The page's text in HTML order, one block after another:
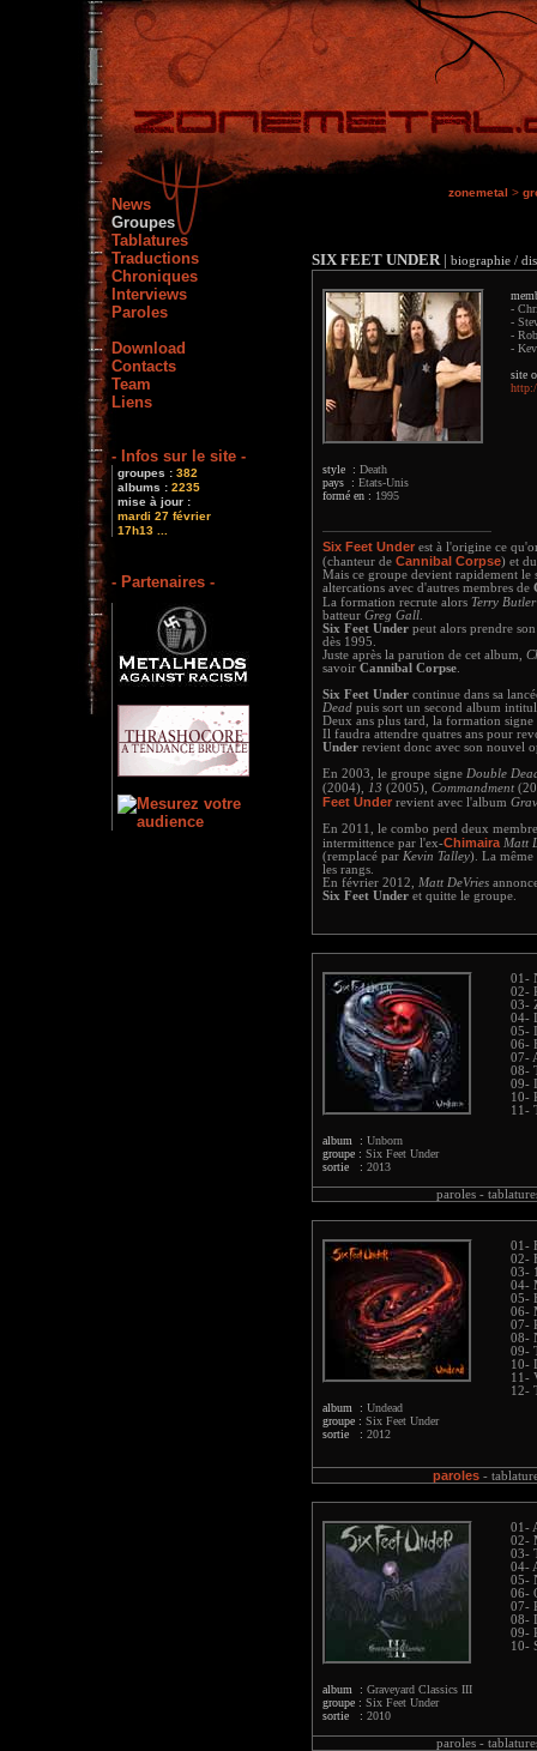
News
Groupes
Tablatures
Traductions
Chroniques
Interviews
Paroles
Download
Contacts
Team
Liens
- Infos sur le site -
groupes : 382
albums : 2235
mise à jour :
mardi 27 février
17h13 ...
- Partenaires -
zonemetal >
SIX FEET UNDER| biographie /
style : Death
pays : Etats-Unis
formé en : 1995
-
-
-
-
site
Six Feet Under est à l'origine ce
(chanteur de Cannibal Corpse) et
Mais ce groupe devient rapidement le
altercations avec d'autres membres de
La formation recrute alors Terry Butler
batteur Greg Gall
Six Feet Under peut alors prendre
dès 1995.
Juste après la parution de cet album,
savoir Cannibal Corpse
Six Feet Under continue dans sa
Dead puis sort un second album
Deux ans plus tard, la formation
Il faudra attendre quatres ans pour
Under revient donc avec son nouvel
En 2003, le groupe signe Double
(2004),
13 (2005), Commandment
Feet Under revient avec l'album
En 2011, le combo perd deux
intermittence par l'ex-Chimaira Matt
(remplacé par Kevin Talley). La même
les rangs.
En février 2012, Matt DeVries
Six Feet Under et quitte le groupe.
album : Unborn
groupe : Six Feet Under
sortie : 2013
01-
02-
03-
04-
05-
06-
07-
08-
09-
10-
11-
paroles -
album : Undead
groupe : Six Feet Under
sortie : 2012
01-
02-
03-
04-
05-
06-
07-
08-
09-
10-
11-
12-
paroles-
album : Graveyard Classics III
groupe : Six Feet Under
sortie : 2010
01-
02-
03-
04-
05-
06-
07-
08-
09-
10-
paroles -